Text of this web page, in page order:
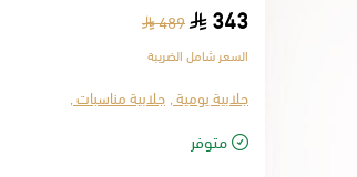
343
489
السعر شامل الضريبة
جلابية يومية , جلابية مناسبات ,
متوفر